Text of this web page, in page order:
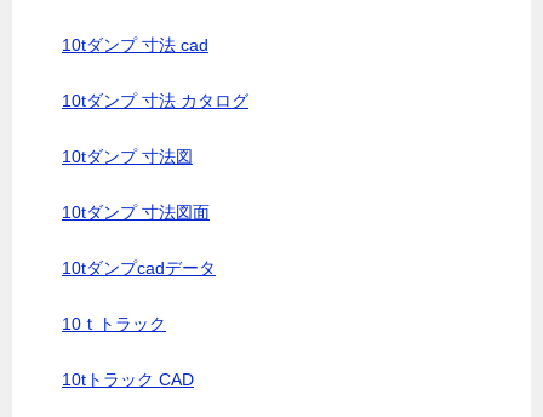
10tダンプ 寸法 cad
10tダンプ 寸法 カタログ
10tダンプ 寸法図
10tダンプ 寸法図面
10tダンプcadデータ
10ｔトラック
10tトラック CAD